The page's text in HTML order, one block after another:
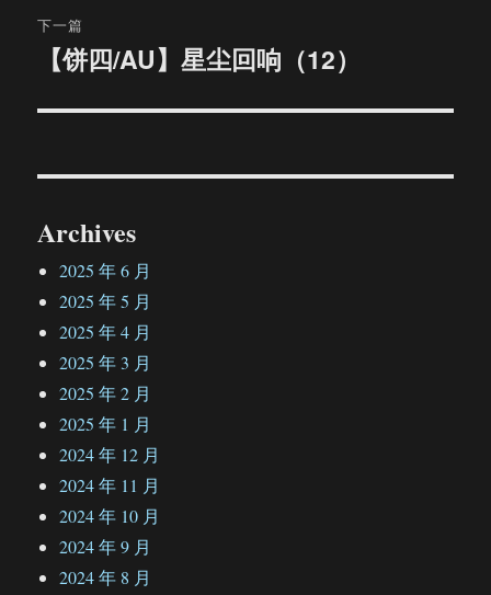
航
章：
下一篇
文
【饼四/AU】星尘回响（12）
Archives
2025 年 6 月
2025 年 5 月
2025 年 4 月
2025 年 3 月
2025 年 2 月
2025 年 1 月
2024 年 12 月
2024 年 11 月
2024 年 10 月
2024 年 9 月
2024 年 8 月